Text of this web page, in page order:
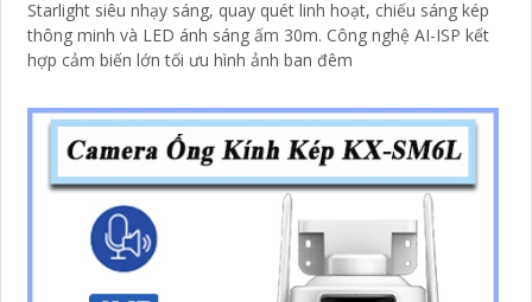
Starlight siêu nhạy sáng, quay quét linh hoạt, chiếu sáng kép
thông minh và LED ánh sáng ấm 30m. Công nghệ AI-ISP kết
hợp cảm biến lớn tối ưu hình ảnh ban đêm